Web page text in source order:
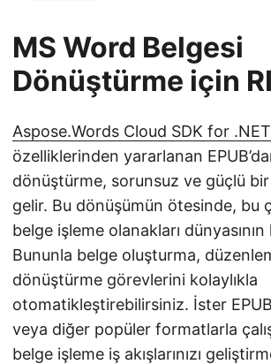
MS Word Belgesi
Dönüştürme için
Aspose.Words Cloud SDK for .NET
özelliklerinden yararlanan
dönüştürme, sorunsuz ve güçlü
gelir. Bu dönüşümün ötesinde, bu
belge işleme olanakları dünyasının
Bununla belge oluşturma,
dönüştürme görevlerini kolaylıkla
otomatikleştirebilirsiniz. İster
veya diğer popüler formatlarla
belge işleme iş akışlarınızı